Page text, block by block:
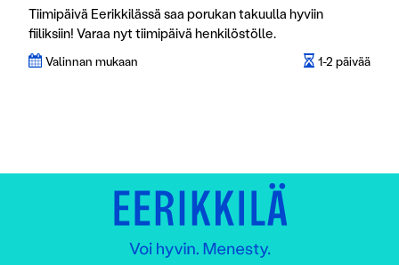
Tiimipäivä Eerikkilässä saa porukan takuulla hyviin
fiiliksiin! Varaa nyt tiimipäivä henkilöstölle.
Valinnan mukaan 1-2 päivää